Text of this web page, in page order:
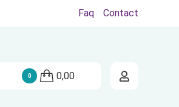
Faq Contact
0 0,00